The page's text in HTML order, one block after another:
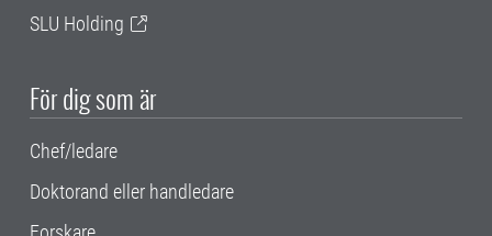
SLU Holding
För dig som är
Chef/ledare
Doktorand eller handledare